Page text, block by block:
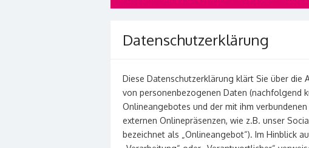
Datenschutzerklärung
Diese Datenschutzerklärung klärt Sie über die
von personenbezogenen Daten (nachfolgend
Onlineangebotes und der mit ihm
externen Onlinepräsenzen, wie z.B. unser
bezeichnet als „Onlineangebot“). Im Hinblick